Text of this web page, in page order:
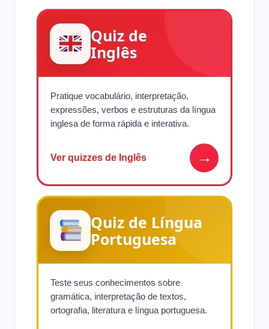
Quiz de
Inglês
Pratique vocabulário, interpretação,
expressões, verbos e estruturas da língua
inglesa de forma rápida e interativa.
Ver quizzes de Inglês →
Quiz de Língua
Portuguesa
Teste seus conhecimentos sobre
gramática, interpretação de textos,
ortografia, literatura e língua portuguesa.